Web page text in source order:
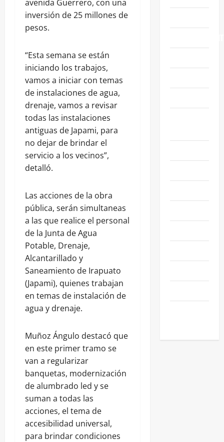
avenida Guerrero, con una
inversión de 25 millones de
pesos.
“Esta semana se están
iniciando los trabajos,
vamos a iniciar con temas
de instalaciones de agua,
drenaje, vamos a revisar
todas las instalaciones
antiguas de Japami, para
no dejar de brindar el
servicio a los vecinos”,
detalló.
Las acciones de la obra
pública, serán simultaneas
a las que realice el personal
de la Junta de Agua
Potable, Drenaje,
Alcantarillado y
Saneamiento de Irapuato
(Japami), quienes trabajan
en temas de instalación de
agua y drenaje.
Muñoz Ángulo destacó que
en este primer tramo se
van a regularizar
banquetas, modernización
de alumbrado led y se
suman a todas las
acciones, el tema de
accesibilidad universal,
para brindar condiciones